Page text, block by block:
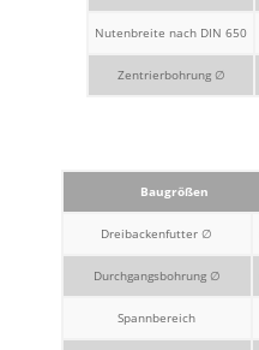
Nutenbreite nach DIN 650
Zentrierbohrung ∅
Baugrößen
Dreibackenfutter ∅
Durchgangsbohrung ∅
Spannbereich